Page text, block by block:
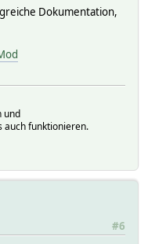
Dokumentation,
und
auch funktionieren.
#6